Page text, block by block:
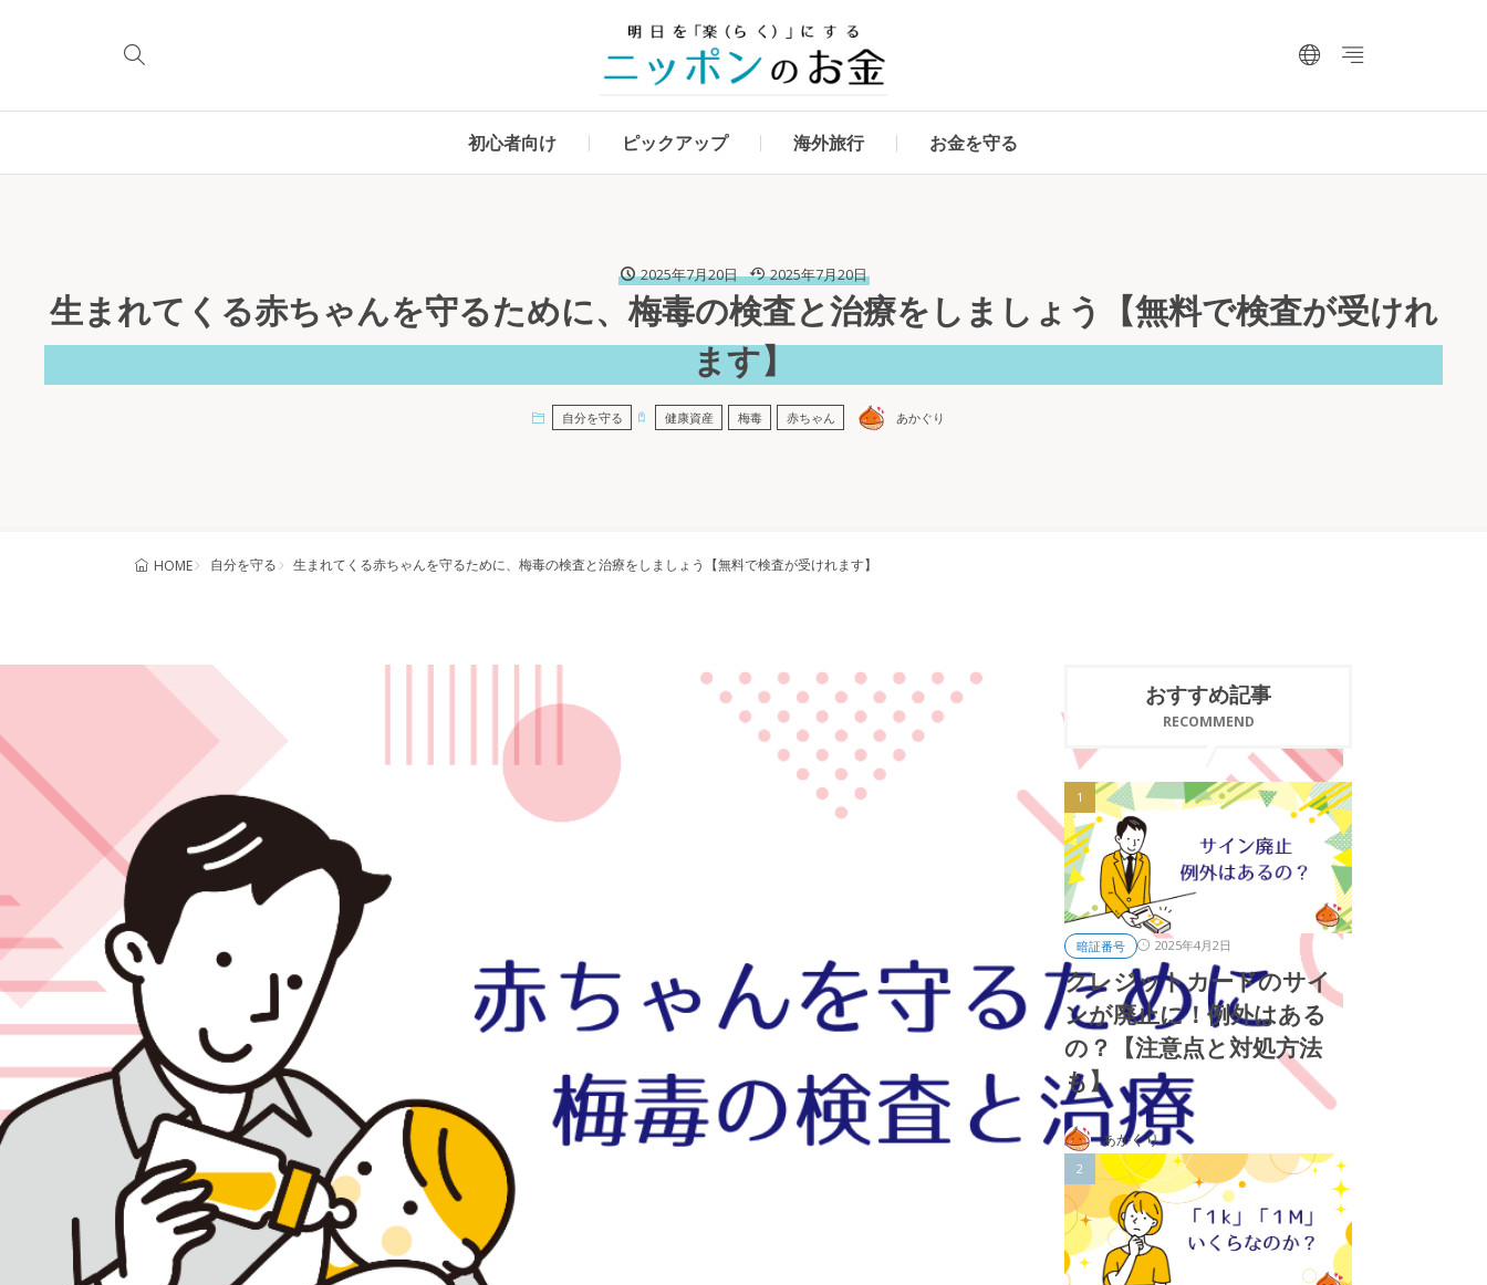
初心者向け ピックアップ 海外旅行 お金を守る
2025年7月20日 2025年7月20日
生まれてくる赤ちゃんを守るために、梅毒の検査と治療をしましょう【無料で検査が受けれ
ます】
自分を守る 健康資産 梅毒 赤ちゃん あかぐり
HOME 自分を守る 生まれてくる赤ちゃんを守るために、梅毒の検査と治療をしましょう【無料で検査が受けれます】
おすすめ記事
RECOMMEND
暗証番号 2025年4月2日
クレジットカードのサイ
ンが廃止に！例外はある
の？【注意点と対処方法
も】
あかぐり